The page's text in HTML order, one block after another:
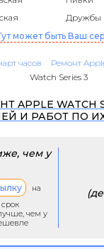
Дружбы
может быть Ваш
часов Ремонт
Watch Series 3
WATCH
И РАБОТ ПО
чем у
на
чем у